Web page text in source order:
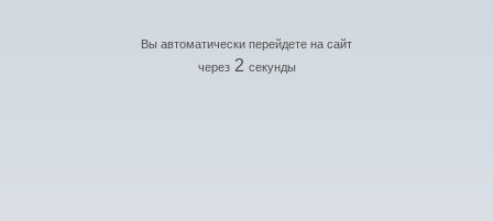
Вы автоматически перейдете на сайт
через 2 секунды